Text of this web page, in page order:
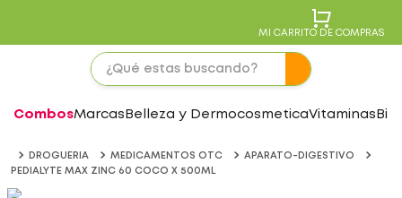
MI CARRITO DE COMPRAS
CombosMarcas Belleza y DermocosmeticaVitaminas
DROGUERIA MEDICAMENTOS OTC
APARATO-DIGESTIVO
PEDIALYTE MAX ZINC 60 COCO X 500ML